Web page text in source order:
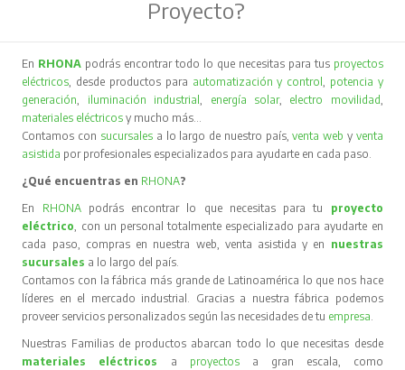
Proyecto?
En RHONA podrás encontrar todo lo que necesitas para tus proyectos
eléctricos, desde productos para automatización y control, potencia y
generación, iluminación industrial, energía solar, electro movilidad,
materiales eléctricos y mucho más…
Contamos con sucursales a lo largo de nuestro país,venta web y venta
asistida por profesionales especializados para ayudarte en cada paso.
¿Qué encuentras en RHONA?
En RHONA podrás encontrar lo que necesitas para tu proyecto
eléctrico, con un personal totalmente especializado para ayudarte en
cada paso, compras en nuestra web, venta asistida y en nuestras
sucursales a lo largo del país.
Contamos con la fábrica más grande de Latinoamérica lo que nos hace
líderes en el mercado industrial. Gracias a nuestra fábrica podemos
proveer servicios personalizados según las necesidades de tu empresa.
Nuestras Familias de productos abarcan todo lo que necesitas desde
materiales eléctricos
a proyectos
a gran escala, como